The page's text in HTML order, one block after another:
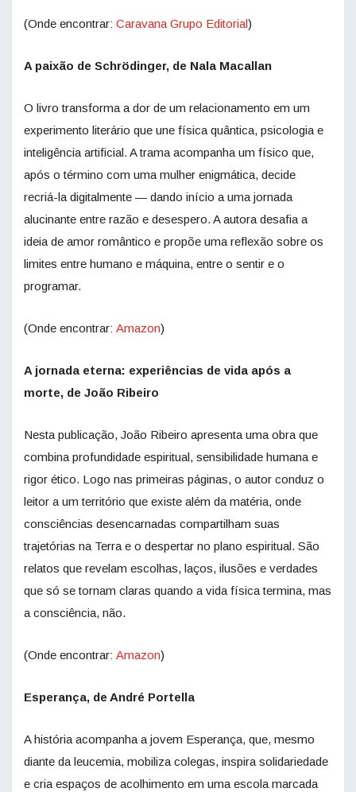
(Onde encontrar: Caravana Grupo Editorial)
A paixão de Schrödinger, de Nala Macallan
O livro transforma a dor de um relacionamento em um
experimento literário que une física quântica, psicologia e
inteligência artificial. A trama acompanha um físico que,
após o término com uma mulher enigmática, decide
recriá-la digitalmente — dando início a uma jornada
alucinante entre razão e desespero. A autora desafia a
ideia de amor romântico e propõe uma reflexão sobre os
limites entre humano e máquina, entre o sentir e o
programar.
(Onde encontrar: Amazon)
A jornada eterna: experiências de vida após a
morte, de João Ribeiro
Nesta publicação, João Ribeiro apresenta uma obra que
combina profundidade espiritual, sensibilidade humana e
rigor ético. Logo nas primeiras páginas, o autor conduz o
leitor a um território que existe além da matéria, onde
consciências desencarnadas compartilham suas
trajetórias na Terra e o despertar no plano espiritual. São
relatos que revelam escolhas, laços, ilusões e verdades
que só se tornam claras quando a vida física termina, mas
a consciência, não.
(Onde encontrar: Amazon)
Esperança, de André Portella
A história acompanha a jovem Esperança, que, mesmo
diante da leucemia, mobiliza colegas, inspira solidariedade
e cria espaços de acolhimento em uma escola marcada